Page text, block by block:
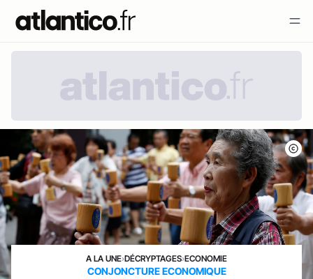
A LA UNE›DÉCRYPTAGES›ECONOMIE
CONJONCTURE ECONOMIQUE